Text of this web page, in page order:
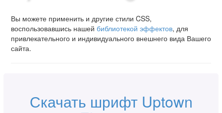
Вы можете применить и другие стили CSS,
воспользовавшись нашей библиотекой эффектов, для
привлекательного и индивидуального внешнего вида Вашего
сайта.
Скачать шрифт Uptown